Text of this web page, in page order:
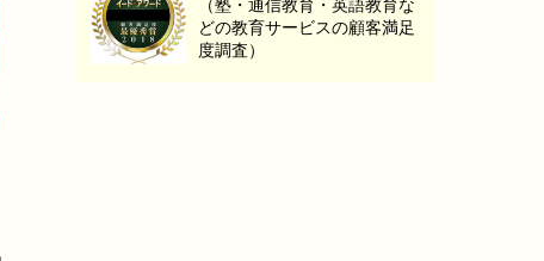
（塾・通信教育・英語教育な
どの教育サービスの顧客満足
度調査）